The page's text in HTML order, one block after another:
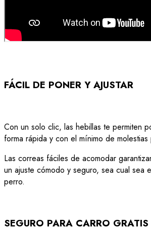
FÁCIL DE PONER Y AJUSTAR
Con un solo clic, las hebillas te permiten
forma rápida y con el mínimo de
Las correas fáciles de acomodar
un ajuste cómodo y seguro, sea cual sea
perro.
SEGURO PARA CARRO GRATIS